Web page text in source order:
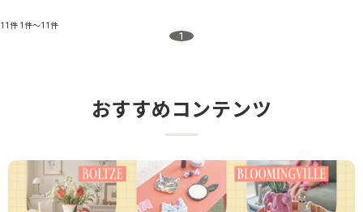
11件 1件～11件
1
おすすめコンテンツ